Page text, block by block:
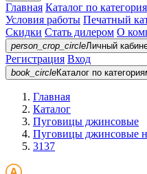
Главная Каталог по
Условия работы Печатный
Скидки Стать дилером О
person_crop_circleЛичный
Регистрация Вход
book_circleКаталог по
Главная
Каталог
Пуговицы джинсовые
Пуговицы джинсовые
3137